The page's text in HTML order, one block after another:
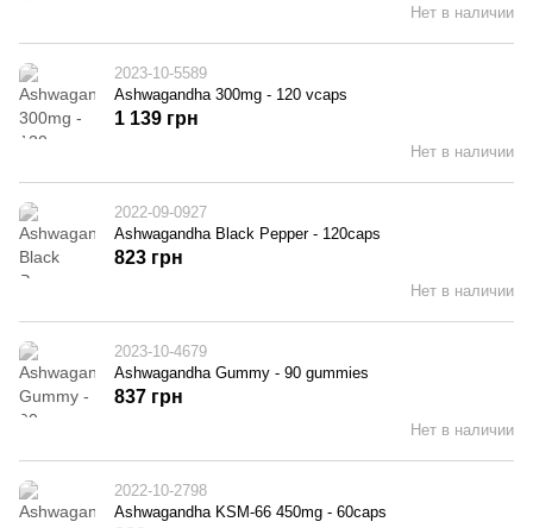
Нет в наличии
2023-10-5589
Ashwagandha 300mg - 120 vcaps
Нет в наличии
1 139 грн
2022-09-0927
Ashwagandha Black Pepper - 120caps
Нет в наличии
823 грн
2023-10-4679
Ashwagandha Gummy - 90 gummies
Нет в наличии
837 грн
2022-10-2798
Ashwagandha KSM-66 450mg - 60caps